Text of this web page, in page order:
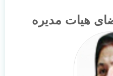
هیات مدیره